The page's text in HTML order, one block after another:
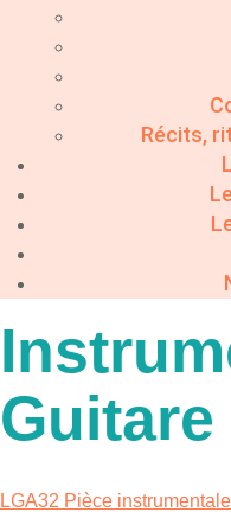
Récits,
LGA32 Pièce